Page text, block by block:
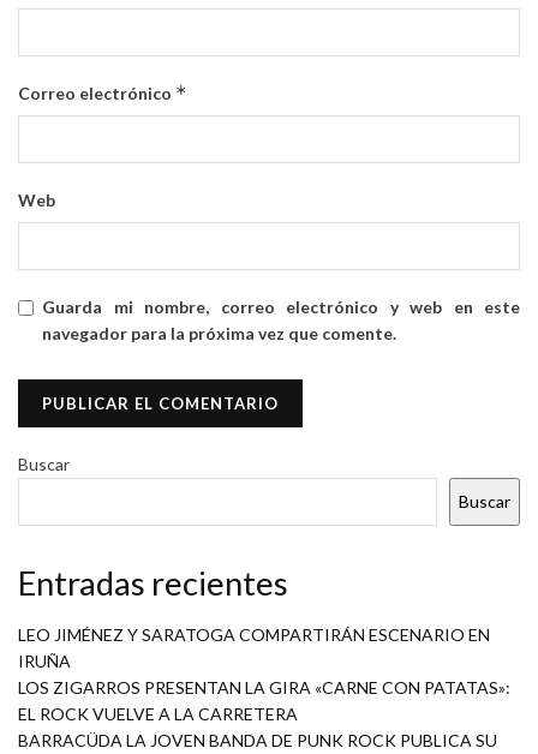
Correo electrónico *
Web
Guarda mi nombre, correo electrónico y web en este
navegador para la próxima vez que comente.
Buscar
Buscar
Entradas recientes
LEO JIMÉNEZ Y SARATOGA COMPARTIRÁN ESCENARIO EN
IRUÑA
LOS ZIGARROS PRESENTAN LA GIRA «CARNE CON PATATAS»:
EL ROCK VUELVE A LA CARRETERA
BARRACÜDA LA JOVEN BANDA DE PUNK ROCK PUBLICA SU